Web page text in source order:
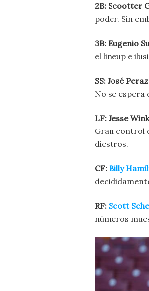
2B: Scootter
poder. Sin
3B: Eugenio
el lineup e
SS: José
No se espera
LF: Jesse
Gran control
diestros.
CF: Billy
RF: Scott
números